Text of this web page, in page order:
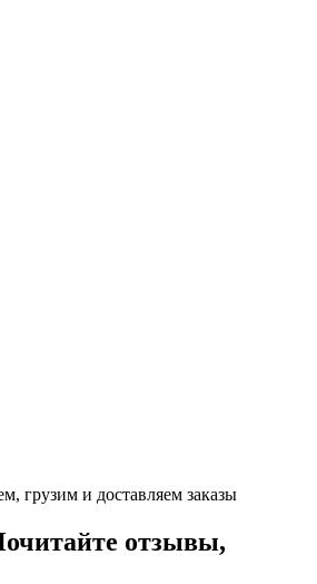
грузим и доставляем заказы
отзывы,